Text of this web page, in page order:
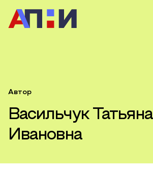
Автор
Васильчук Татьяна
Ивановна